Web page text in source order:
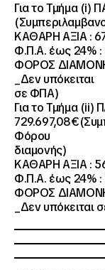
Για το Τμήμα (i)
ΚΑΘΑΡΗ ΑΞΙΑ :
Φ.Π.Α. έως 24%
ΦΟΡΟΣ
_Δεν υπόκειται
σε ΦΠΑ)
Για το Τμήμα
Φόρου
διαμονής)
ΚΑΘΑΡΗ ΑΞΙΑ :
Φ.Π.Α. έως 24% :
ΦΟΡΟΣ
_Δεν υπόκειται